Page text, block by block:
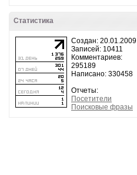
Статистика
Создан: 20.01.2009
Записей: 10411
Комментариев:
295189
Написано: 330458
Отчеты:
Посетители
Поисковые фразы